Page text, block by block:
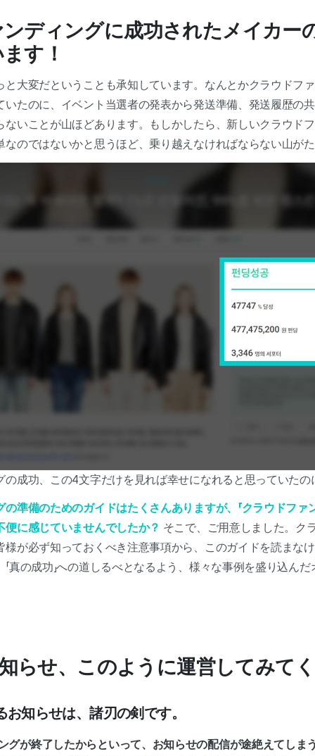
ディングに成功されたメイカー
す！
と大変だということも承知しています。なんとかクラウドフ
いたのに、イベント当選者の発表から発送準備、発送履歴の
ないことが山ほどあります。もしかしたら、新しいクラウド
なのではないかと思うほど、乗り越えなければならない山が
の成功、この4文字だけを見れば幸せになれると思っていたの
準備のためのガイドはたくさんありますが、「クラウドファ
に感じていませんでしたか？ そこで、ご用意しました。ク
様が必ず知っておくべき注意事項から、このガイドを読まな
真の成功」への道しるべとなるよう、様々な事例を盛り込ん
らせ、このように運営してみて
知らせは、諸刃の剣です。
グが終了したからといって、お知らせの配信が途絶えてしま